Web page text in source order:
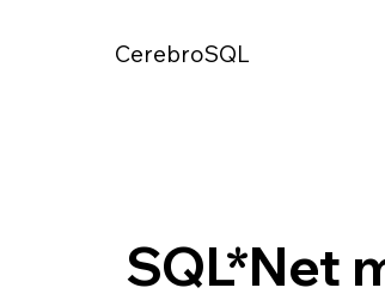
CerebroSQL
SQL*Net